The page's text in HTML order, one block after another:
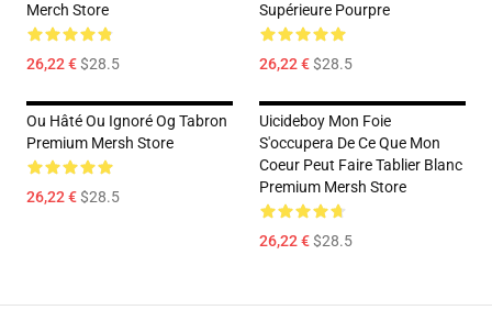
Merch Store
26,22 €$28.5
Supérieure Pourpre
26,22 €$28.5
Ou Hâté Ou Ignoré Og Tabron
Premium Mersh Store
26,22 €$28.5
Uicideboy Mon Foie
S'occupera De Ce Que Mon
Coeur Peut Faire Tablier Blanc
Premium Mersh Store
26,22 €$28.5